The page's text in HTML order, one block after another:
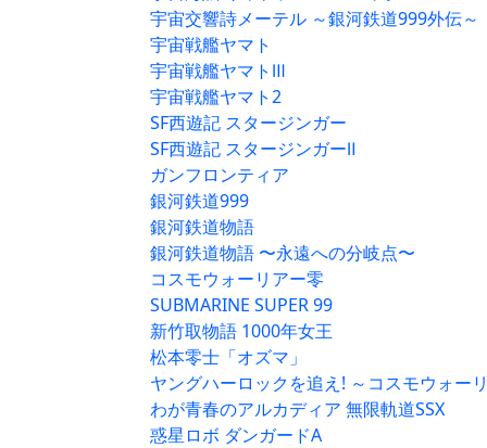
宇宙交響詩メーテル ～銀河鉄道999外伝～
宇宙戦艦ヤマト
宇宙戦艦ヤマトⅢ
宇宙戦艦ヤマト2
SF西遊記 スタージンガー
SF西遊記 スタージンガーⅡ
ガンフロンティア
銀河鉄道999
銀河鉄道物語
銀河鉄道物語 〜永遠への分岐点〜
コスモウォーリアー零
SUBMARINE SUPER 99
新竹取物語 1000年女王
松本零士「オズマ」
ヤングハーロックを追え! ～コスモウォー
わが青春のアルカディア 無限軌道SSX
惑星ロボ ダンガードA